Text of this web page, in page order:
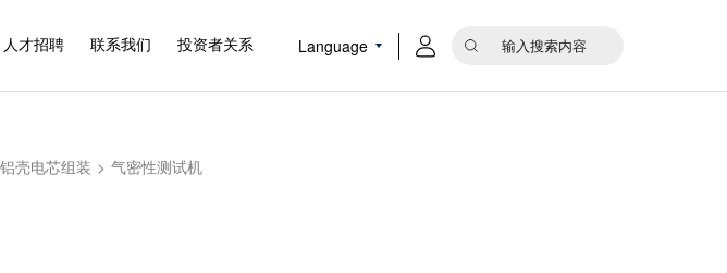
人才招聘 联系我们 投资者关系 Language
壳电芯组装 > 气密性测试机